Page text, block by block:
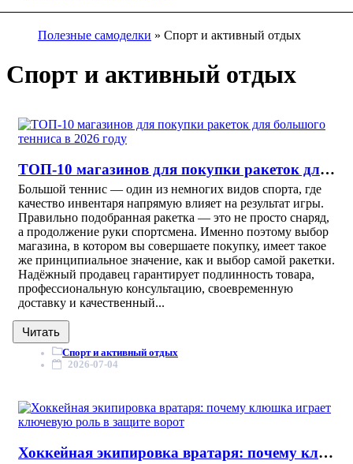
Полезные самоделки » Спорт и активный отдых
Спорт и активный отдых
ТОП-10 магазинов для покупки ракеток для большого тенниса в 2026 году
Большой теннис — один из немногих видов спорта, где
качество инвентаря напрямую влияет на результат игры.
Правильно подобранная ракетка — это не просто снаряд,
а продолжение руки спортсмена. Именно поэтому выбор
магазина, в котором вы совершаете покупку, имеет такое
же принципиальное значение, как и выбор самой ракетки.
Надёжный продавец гарантирует подлинность товара,
профессиональную консультацию, своевременную
доставку и качественный...
Читать
Спорт и активный отдых
2026-07-04
Хоккейная экипировка вратаря: почему клюшка играет ключевую роль в защите ворот